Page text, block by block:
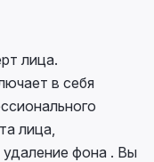
лица.
в себя
лица,
фона . Вы